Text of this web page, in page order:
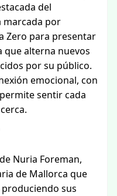
del
marcada por
Zero para presentar
que alterna nuevos
por su público.
emocional, con
sentir cada
Nuria Foreman,
de Mallorca que
sus